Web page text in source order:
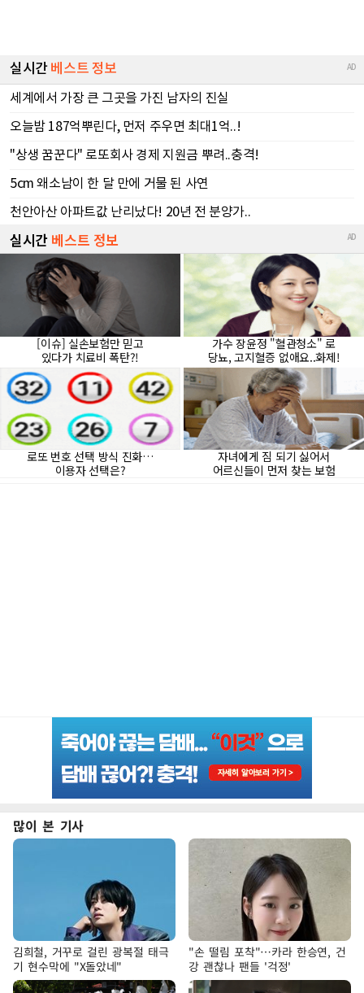
많이 본 기사
김희철, 거꾸로 걸린 광복절 태극
기 현수막에 "X돌았네"
"손 떨림 포착"…카라 한승연, 건
강 괜찮나 팬들 '걱정'